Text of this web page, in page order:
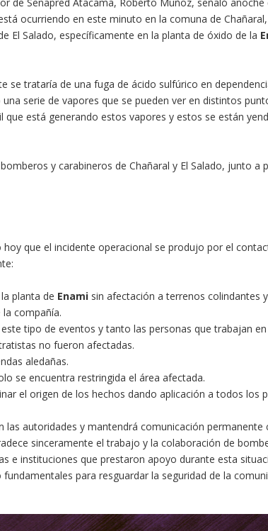
de Senapred Atacama, Roberto Muñoz, señaló anoche
ocurriendo en este minuto en la comuna de Chañaral,
El Salado, específicamente en la planta de óxido de la
se trataría de una fuga de ácido sulfúrico en
serie de vapores que se pueden ver en distintos
está generando estos vapores y estos se están
y carabineros de Chañaral y El Salado, junto a
que el incidente operacional se produjo por el
planta de Enami sin afectación a terrenos colindantes
compañía.
tipo de eventos y tanto las personas que trabajan en
no fueron afectadas.
aledañas.
se encuentra restringida el área afectada.
el origen de los hechos dando aplicación a todos los
las autoridades y mantendrá comunicación permanente
sinceramente el trabajo y la colaboración de
e instituciones que prestaron apoyo durante esta
para resguardar la seguridad de la